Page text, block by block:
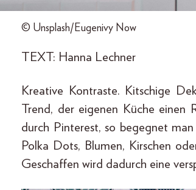
© Unsplash/Eugenivy Now
TEXT: Hanna Lechner
Kreative Kontraste. Kitschige
Trend, der eigenen Küche einen
durch Pinterest, so begegnet
Polka Dots, Blumen, Kirschen
Geschaffen wird dadurch eine